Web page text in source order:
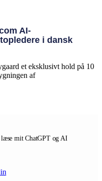
AI-
i dansk
et eksklusivt hold på 10
af
mit ChatGPT og AI